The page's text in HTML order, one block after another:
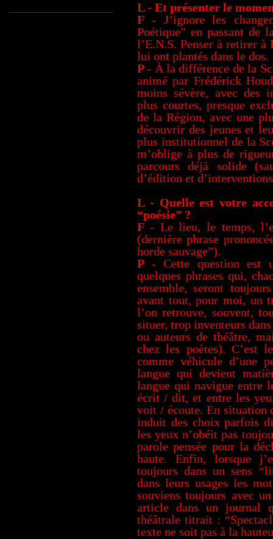
L - Et présenter le
F - J’ignore les
Poétique” en passant de
l’E.N.S. Penser à retirer
lui ont plantés dans le dos.
P- À la différence de la
animé par Frédérick
moins sévère, avec des
plus courtes, presque
de la Région, avec une
découvrir des jeunes et
plus institutionnel de la
m’oblige à plus de
parcours déjà solide
d’édition et
L - Quelle est votre
“poésie” ?
F - Le lieu, le temps,
(dernière phrase
horde sauvage”).
P - Cette question est
quelques phrases qui,
ensemble, seront
avant tout, pour moi, un
l’on retrouve, souvent,
situer, trop inventeurs
ou auteurs de théâtre,
chez les poètes). C’est
comme véhicule d’une
langue qui devient
langue qui navigue entre
écrit / dit, et entre les
voit / écoute. En situation
induit des choix parfois
les yeux n’obéit pas
parole pensée pour la
haute. Enfin, lorsque
toujours dans un sens
dans leurs usages les
souviens toujours avec
article dans un journal
théâtrale titrait :
texte ne soit pas à la